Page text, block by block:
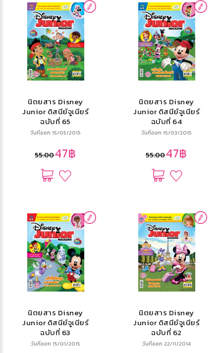
นิตยสาร Disney
Junior ดิสนีย์จูเนียร์
ฉบับที่ 65
วันที่ออก 15/05/2015
55.0047฿
นิตยสาร Disney
Junior ดิสนีย์จูเนียร์
ฉบับที่ 64
วันที่ออก 15/03/2015
55.0047฿
นิตยสาร Disney
Junior ดิสนีย์จูเนียร์
ฉบับที่ 63
วันที่ออก 15/01/2015
นิตยสาร Disney
Junior ดิสนีย์จูเนียร์
ฉบับที่ 62
วันที่ออก 22/11/2014